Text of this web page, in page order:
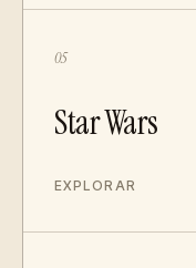
05
Star Wars
EXPLORAR